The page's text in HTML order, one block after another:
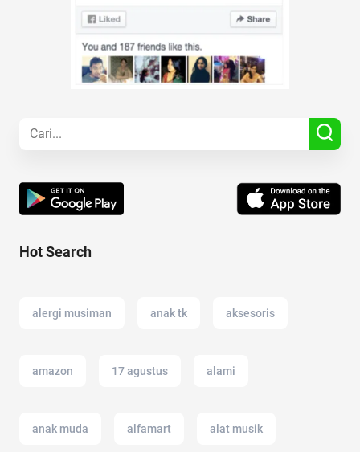
Hot Search
alergi musiman anak tk aksesoris
amazon 17 agustus alami
anak muda alfamart alat musik